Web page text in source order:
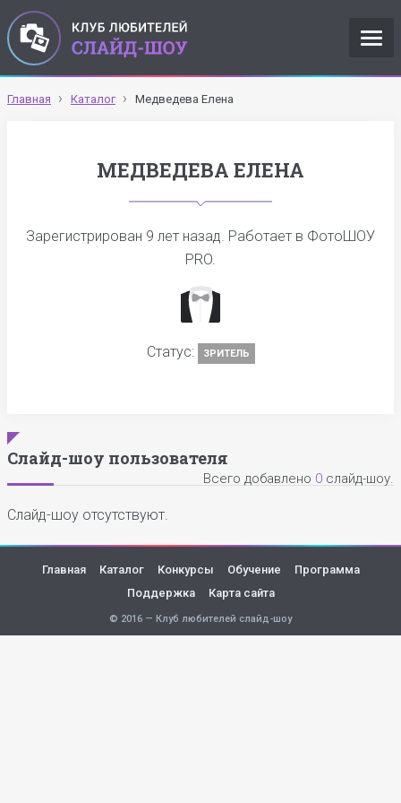
Главная Каталог Медведева Елена
МЕДВЕДЕВА ЕЛЕНА
Зарегистрирован 9 лет назад. Работает в ФотоШОУ
PRO.
Статус: ЗРИТЕЛЬ
Слайд-шоу пользователя
Всего добавлено 0 слайд-шоу.
Слайд-шоу отсутствуют.
Главная Каталог Конкурсы Обучение
Программа
Поддержка
Карта сайта
© 2016 — Клуб любителей слайд-шоу